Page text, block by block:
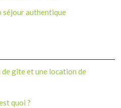
séjour authentique
gîte et une location de
quoi ?